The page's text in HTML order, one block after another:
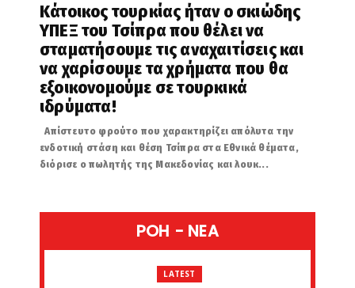
Κάτοικος τουρκίας ήταν ο σκιώδης
ΥΠΕΞ του Τσίπρα που θέλει να
σταματήσουμε τις αναχαιτίσεις και
να χαρίσουμε τα χρήματα που θα
εξοικονομούμε σε τουρκικά
ιδρύματα!
Απίστευτο φρούτο που χαρακτηρίζει απόλυτα την
ενδοτική στάση και θέση Τσίπρα στα Εθνικά θέματα,
διόρισε ο πωλητής της Μακεδονίας και λουκ...
POH - NEA
LATEST